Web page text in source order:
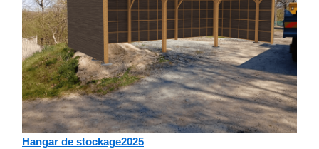
Hangar de stockage2025